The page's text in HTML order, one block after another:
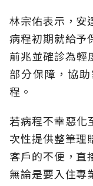
林宗佑表示，安
病程初期就給予
前兆並確診為輕
部分保障，協
程。
若病程不幸惡化
次性提供整筆理
客戶的不便，直
無論是要入住專